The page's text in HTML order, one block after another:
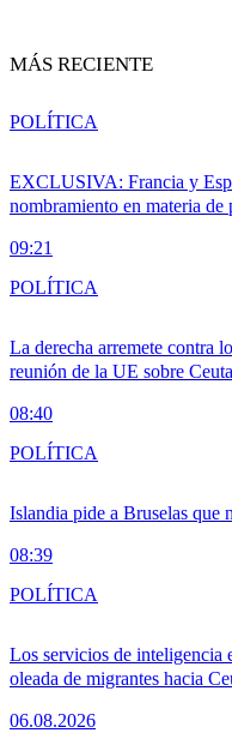
MÁS RECIENTE
EXCLUSIVA: Francia y
nombramiento en materia
09:21
POLÍTICA
La derecha arremete contra
reunión de la UE sobre Ceuta
08:40
POLÍTICA
Islandia pide a Bruselas que
08:39
POLÍTICA
Los servicios de inteligencia
oleada de migrantes hacia
06.08.2026
POLÍTICA